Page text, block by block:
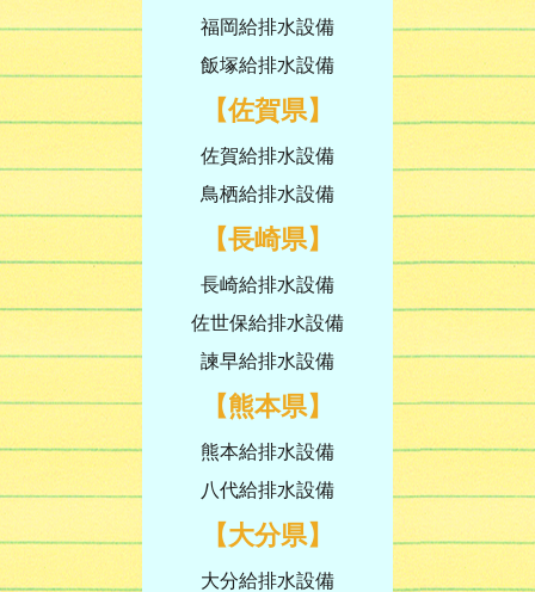
福岡給排水設備
飯塚給排水設備
【佐賀県】
佐賀給排水設備
鳥栖給排水設備
【長崎県】
長崎給排水設備
佐世保給排水設備
諫早給排水設備
【熊本県】
熊本給排水設備
八代給排水設備
【大分県】
大分給排水設備